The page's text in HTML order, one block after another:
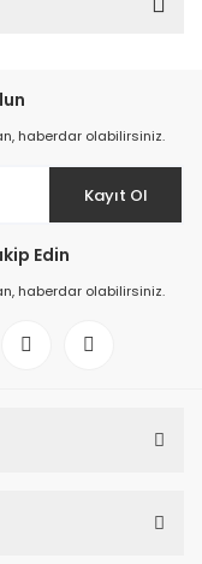
haberdar olabilirsiniz.
Kayıt Ol
Edin
haberdar olabilirsiniz.